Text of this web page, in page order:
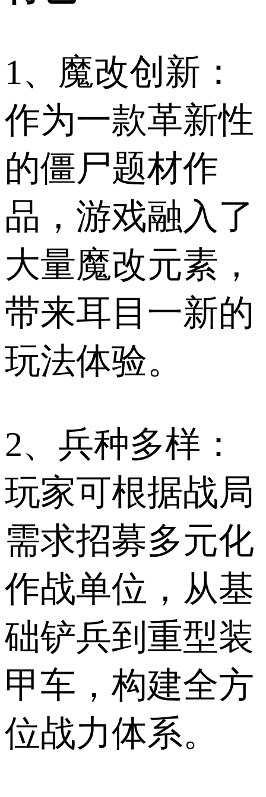
1、魔改创新：
作为一款革新性
的僵尸题材作
品，游戏融入了
大量魔改元素，
带来耳目一新的
玩法体验。
2、兵种多样：
玩家可根据战局
需求招募多元化
作战单位，从基
础铲兵到重型装
甲车，构建全方
位战力体系。